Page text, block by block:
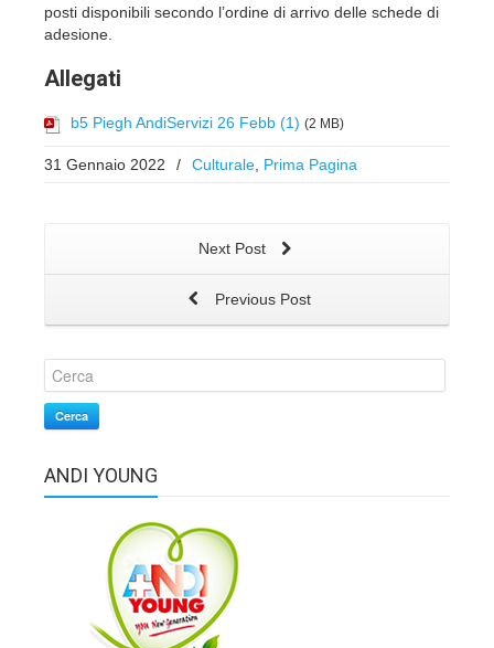
posti disponibili secondo l’ordine di arrivo delle schede di
adesione.
Allegati
b5 Piegh AndiServizi 26 Febb (1) (2 MB)
31 Gennaio 2022 / Culturale Prima Pagina
Next Post
Previous Post
Cerca
ANDI YOUNG